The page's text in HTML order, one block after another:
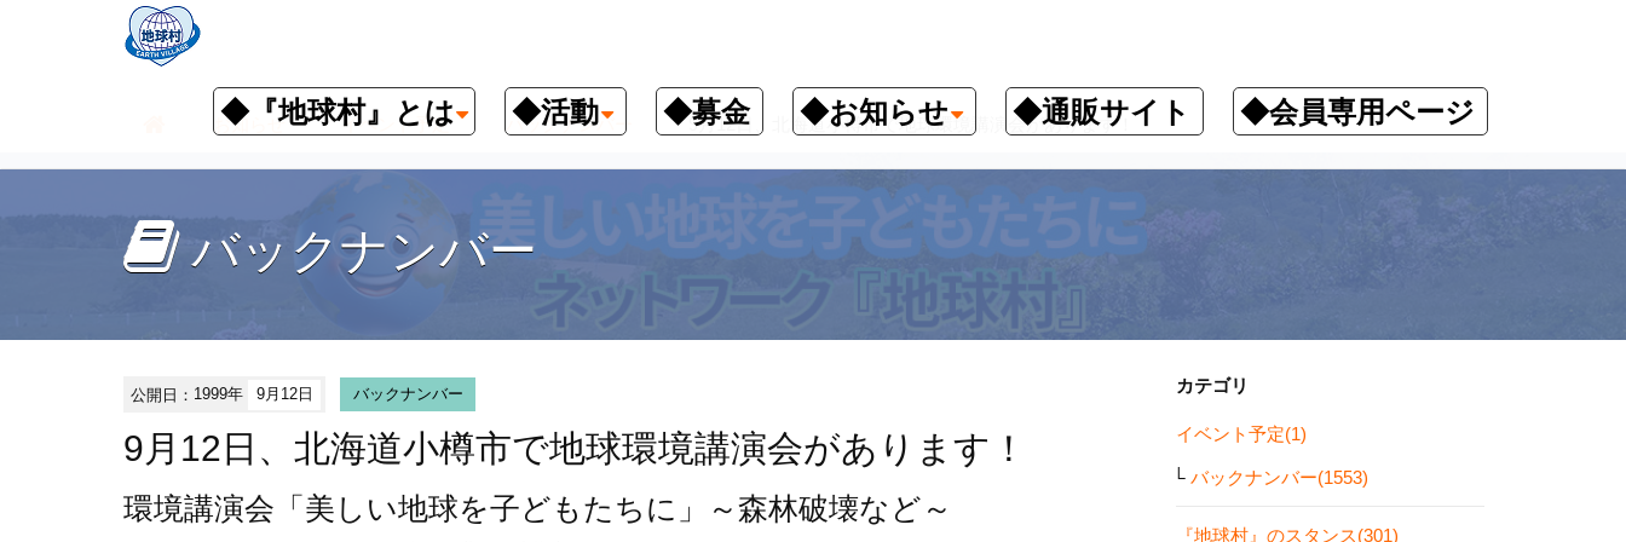
◆『地球村』とは ◆活動 ◆募金 ◆お知らせ ◆通販サイト ◆会員専用ページ
お知らせ イベント予定 バックナンバー 9月12日、北海道小樽市で地球環境講演会があります！
バックナンバー
公開日： 1999年 9月12日 バックナンバー
9月12日、北海道小樽市で地球環境講演会があります！
環境講演会 「美しい地球を子どもたちに」～森林破壊など～
カテゴリ
イベント予定(1)
バックナンバー(1553)
『地球村』のスタンス(301)